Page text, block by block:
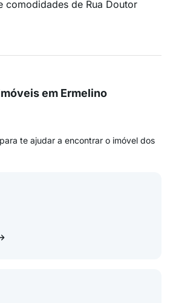
comodidades de Rua Doutor
em Ermelino
te ajudar a encontrar o imóvel dos